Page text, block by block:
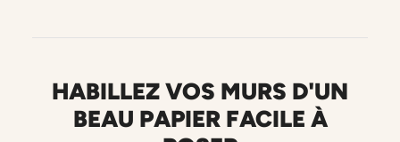
HABILLEZ VOS MURS D'UN
BEAU PAPIER FACILE À